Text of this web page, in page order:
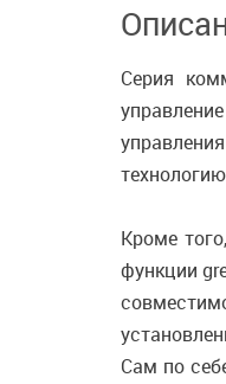
Серия
Кроме
функции
Сам по